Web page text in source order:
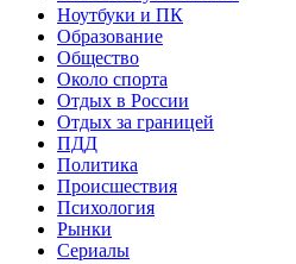
Ноутбуки и ПК
Образование
Общество
Около спорта
Отдых в России
Отдых за границей
ПДД
Политика
Происшествия
Психология
Рынки
Сериалы